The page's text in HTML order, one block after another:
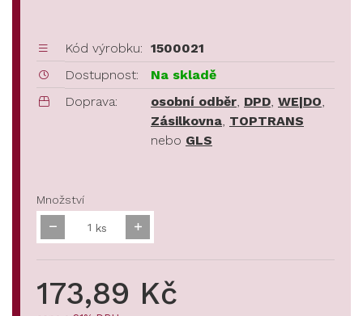
Kód výrobku: 1500021
Dostupnost:
Na skladě
Doprava:
osobní odběr, DPD, WE|DO,
Zásilkovna, TOPTRANS
nebo GLS
Množství
ks
173,89 Kč